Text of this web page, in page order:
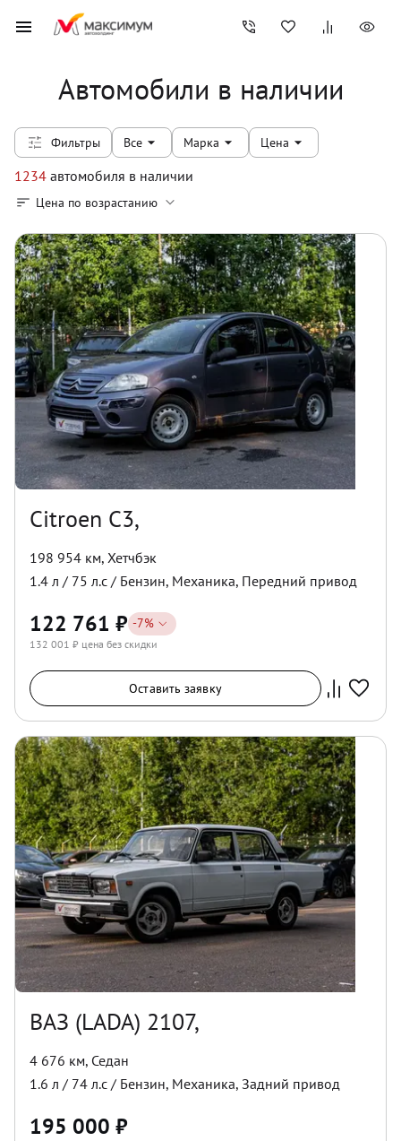
Автомобили в наличии
Фильтры Все Марка Цена
1234 автомобиля в наличии
Цена по возрастанию
Citroen C3,
198 954 км, Хетчбэк
1.4 л / 75 л.с / Бензин, Механика, Передний привод
122 761 ₽ -7%
132 001 ₽ цена без скидки
Оставить заявку
ВАЗ (LADA) 2107,
4 676 км, Седан
1.6 л / 74 л.с / Бензин, Механика, Задний привод
195 000 ₽